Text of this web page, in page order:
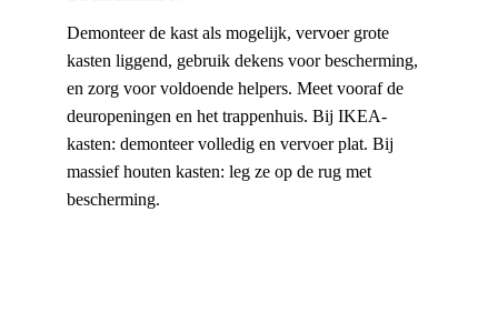
Demonteer de kast als mogelijk, vervoer grote
kasten liggend, gebruik dekens voor bescherming,
en zorg voor voldoende helpers. Meet vooraf de
deuropeningen en het trappenhuis. Bij IKEA-
kasten: demonteer volledig en vervoer plat. Bij
massief houten kasten: leg ze op de rug met
bescherming.